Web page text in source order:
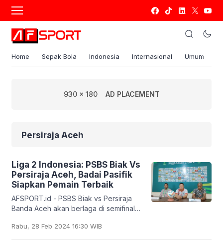
Home Sepak Bola Indonesia Internasional Umum
930 x 180 AD PLACEMENT
Persiraja Aceh
Liga 2 Indonesia: PSBS Biak Vs
Persiraja Aceh, Badai Pasifik
Siapkan Pemain Terbaik
AFSPORT.id - PSBS Biak vs Persiraja
Banda Aceh akan berlaga di semifinal
Cenderawasih Biak, pada Kamis (29/2)
besok. Skuad
Rabu, 28 Feb 2024 16:30 WIB